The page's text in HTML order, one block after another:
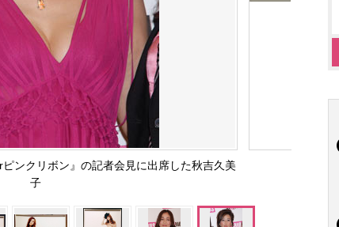
ンクリボン』の記者会見に出席した秋吉久美
子